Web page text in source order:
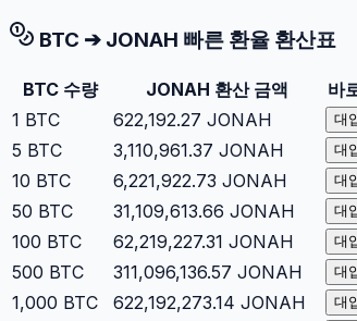
BTC ➔ JONAH 빠른 환율 환산표
BTC 수량 JONAH 환산 금액
바
1 BTC 622,192.27 JONAH 대
5 BTC 3,110,961.37 JONAH 대
10 BTC 6,221,922.73 JONAH 대
50 BTC 31,109,613.66 JONAH 대
100 BTC 62,219,227.31 JONAH 대
500 BTC 311,096,136.57 JONAH 대
1,000 BTC 622,192,273.14 JONAH 대